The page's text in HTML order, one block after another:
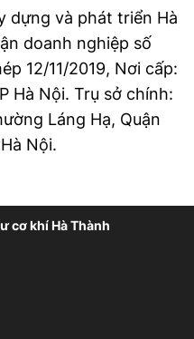
dựng và phát triển Hà
doanh nghiệp số
12/11/2019, Nơi cấp:
Hà Nội. Trụ sở chính:
Láng Hạ, Quận
Nội.
cơ khí Hà Thành